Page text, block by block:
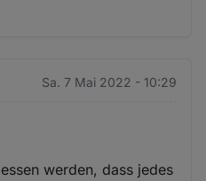
Sa. 7 Mai 2022 - 10:29
werden, dass jedes